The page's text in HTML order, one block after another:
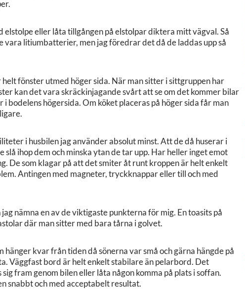
elstolpe eller låta tillgången på elstolpar diktera mitt vägval. Så
litiumbatterier, men jag föredrar det då de laddas upp så
fönster utmed höger sida. När man sitter i sittgruppen har
kan det vara skräckinjagande svårt att se om det kommer bilar
bodelens högersida. Om köket placeras på höger sida får man
i husbilen jag använder absolut minst. Att de då huserar i
ihop dem och minska ytan de tar upp. Har heller inget emot
De som klagar på att det smiter åt runt kroppen är helt enkelt
Antingen med magneter, tryckknappar eller till och med
nämna en av de viktigaste punkterna för mig. En toasits på
där man sitter med bara tårna i golvet.
hänger kvar från tiden då sönerna var små och gärna hängde på
Väggfast bord är helt enkelt stabilare än pelarbord. Det
fram genom bilen eller låta någon komma på plats i soffan.
snabbt och med acceptabelt resultat.